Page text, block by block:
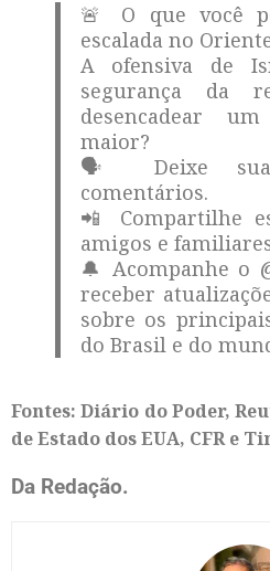
🚨 O que você
escalada no
A ofensiva de
segurança da
desencadear
maior?
🗣️ Deixe sua
comentários.
📲 Compartilhe
amigos e
🔔 Acompanhe o
receber
sobre os
do Brasil e do
Fontes: Diário do Poder,
de Estado dos EUA, CFR e
Da Redação.